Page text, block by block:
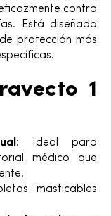
contra
Está diseñado
protección más
1
: Ideal para
médico que
masticables